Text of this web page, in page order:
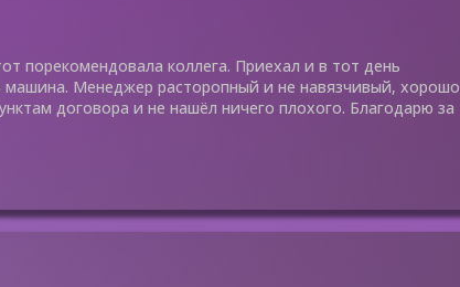
порекомендовала коллега. Приехал и в тот день
машина. Менеджер расторопный и не навязчивый, хорошо
договора и не нашёл ничего плохого. Благодарю за